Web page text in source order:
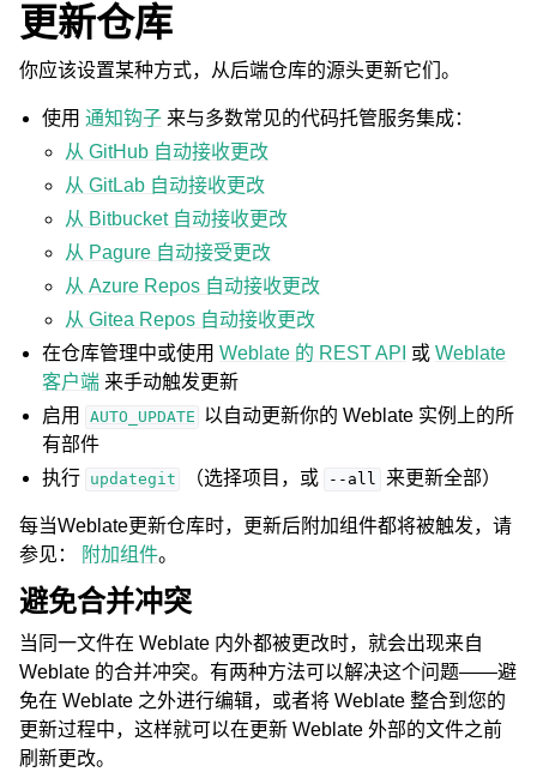
更新仓库
你应该设置某种方式，从后端仓库的源头更新它们。
使用通知钩子 来与多数常见的代码托管服务集成：
从 GitHub 自动接收更改
从 GitLab 自动接收更改
从 Bitbucket 自动接收更改
从 Pagure 自动接受更改
从 Azure Repos 自动接收更改
从 Gitea Repos 自动接收更改
在仓库管理中或使用Weblate 的 REST API 或Weblate
客户端 来手动触发更新
启用
AUTO_UPDATE 以自动更新你的 Weblate 实例上的所
有部件
执行 updategit （选择项目，或 --all 来更新全部）
每当Weblate更新仓库时，更新后附加组件都将被触发，请
参见：
附加组件。
避免合并冲突
当同一文件在 Weblate 内外都被更改时，就会出现来自
Weblate 的合并冲突。有两种方法可以解决这个问题——避
免在 Weblate 之外进行编辑，或者将 Weblate 整合到您的
更新过程中，这样就可以在更新 Weblate 外部的文件之前
刷新更改。